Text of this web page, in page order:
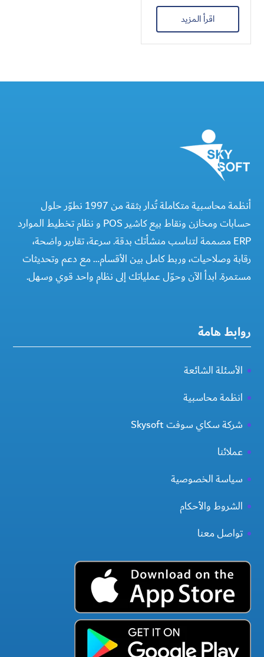
اقرأ المزيد
أنظمة محاسبية متكاملة تُدار بثقة من 1997 نطوّر حلول
حسابات ومخازن ونقاط بيع كاشير POS و نظام تخطيط الموارد
ERP مصممة لتناسب منشأتك بدقة. سرعة، تقارير واضحة،
رقابة وصلاحيات، وربط كامل بين الأقسام… مع دعم وتحديثات
مستمرة. ابدأ الآن وحوّل عملياتك إلى نظام واحد قوي وسهل.
روابط هامة
الأسئلة الشائعة
انظمة محاسبية
شركة سكاي سوفت Skysoft
عملائنا
سياسة الخصوصية
الشروط والأحكام
تواصل معنا